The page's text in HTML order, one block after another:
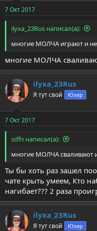
7 Окт 2017
ilyxa_23Rus написал(а):
многие МОЛЧА играют и
многие МОЛЧА
ilyxa_23Rus
Я тут свой Юзер
7 Окт 2017
sdfn написал(а):
многие МОЛЧА сваливают
Ты бы хоть раз зашел
чате крыть умеем, Кто
нагибает??? 2 раза
ilyxa_23Rus
Я тут свой Юзер